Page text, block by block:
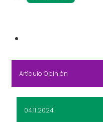
Artículo Opinión
04.11.2024